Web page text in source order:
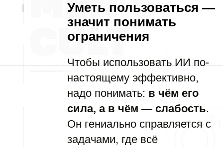
Уметь пользоваться —
значит понимать
ограничения
Чтобы использовать ИИ по-
настоящему эффективно,
надо понимать: в чём его
сила, а в чём — слабость.
Он гениально справляется с
задачами, где всё